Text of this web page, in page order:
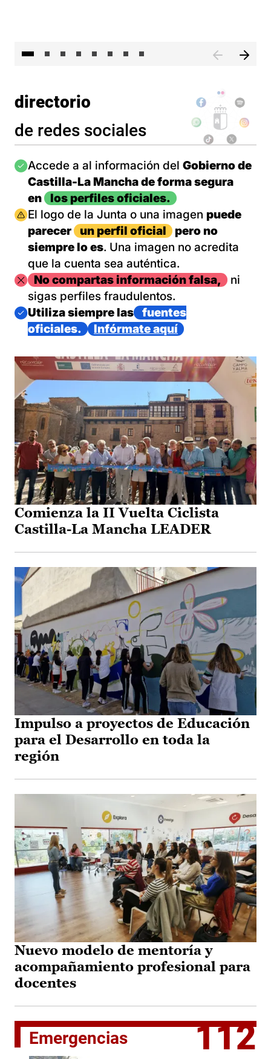
directorio
de redes sociales
Imagen
Accede a al información del Gobierno de
Castilla-La Mancha de forma segura
en
los perfiles oficiales.
Imagen
El logo de la Junta o una imagen puede
parecer
un perfil oficial
pero no
siempre lo es. Una imagen no acredita
que la cuenta sea auténtica.
ImagenNo compartas información falsa,
ni
sigas perfiles fraudulentos.
Imagen
Utiliza siempre las
fuentes
oficiales.
Infórmate aquí
Comienza la II Vuelta Ciclista
Castilla-La Mancha LEADER
Impulso a proyectos de Educación
para el Desarrollo en toda la
región
Nuevo modelo de mentoría y
acompañamiento profesional para
docentes
Emergencias 112